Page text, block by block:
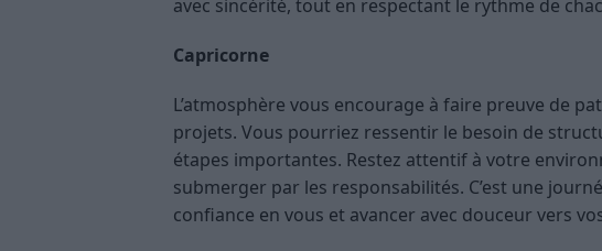
avec sincérité, tout en respectant le rythme de
Capricorne
L’atmosphère vous encourage à faire preuve de
projets. Vous pourriez ressentir le besoin de
étapes importantes. Restez attentif à votre
submerger par les responsabilités. C’est une
confiance en vous et avancer avec douceur vers